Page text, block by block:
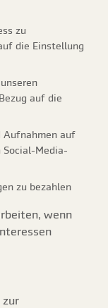
zu
die Einstellung
auf die
Aufnahmen auf
Social-Media-
zu bezahlen
wenn
zur